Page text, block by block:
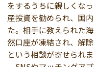
をするうちに親しくな
産投資を勧められ、国
た。相手に教えられた
然口座が凍結され、解
という相談が寄せられま